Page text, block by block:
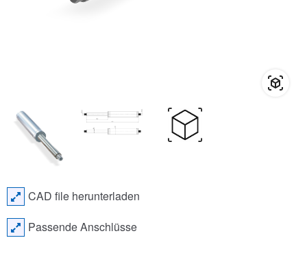
CAD file herunterladen
Passende Anschlüsse